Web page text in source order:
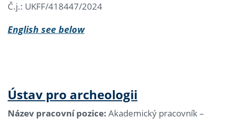
Č.j.: UKFF/418447/2024
English see below
Ústav pro archeologii
Název pracovní pozice: Akademický pracovník –